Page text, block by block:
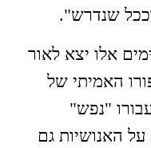
שנדרש".
אלו יצא לאור
האמיתי של
"נפש"
האנושיות גם